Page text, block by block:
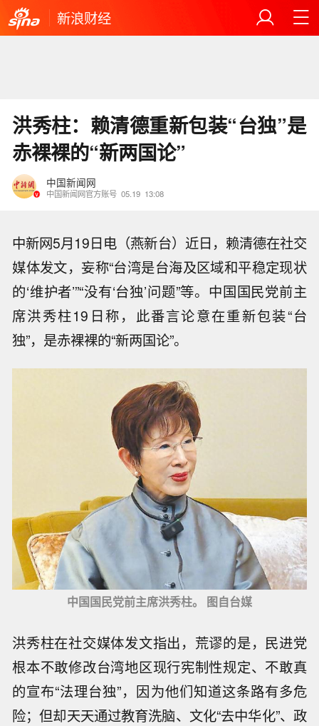
新浪财经
洪秀柱：赖清德重新包装“台独”是
赤裸裸的“新两国论”
中国新闻网
中国新闻网官方账号 05.19 13:08
中新网5月19日电（燕新台）近日，赖清德在社交
媒体发文，妄称“台湾是台海及区域和平稳定现状
的‘维护者’”“没有‘台独’问题”等。中国国民党前主
席洪秀柱19日称，此番言论意在重新包装“台
独”，是赤裸裸的“新两国论”。
中国国民党前主席洪秀柱。 图自台媒
洪秀柱在社交媒体发文指出，荒谬的是，民进党
根本不敢修改台湾地区现行宪制性规定、不敢真
的宣布“法理台独”，因为他们知道这条路有多危
险；但却天天通过教育洗脑、文化“去中华化”、政